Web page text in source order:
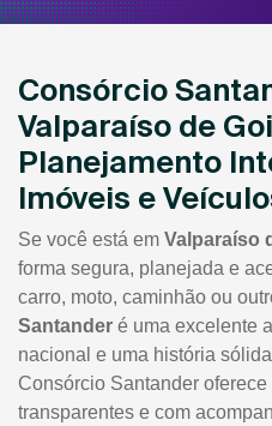
Consórcio
Valparaíso de
Planejamento
Imóveis e
Se você está em Valparaíso
forma segura, planejada e
carro, moto, caminhão ou
Santander é uma excelente
nacional e uma história
Consórcio Santander
transparentes e com